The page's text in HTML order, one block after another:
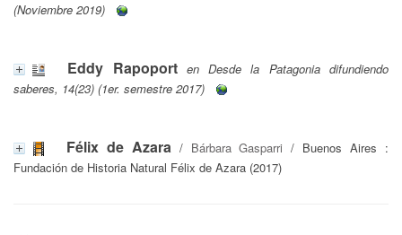
(Noviembre 2019)
Eddy Rapoport en Desde la Patagonia difundiendo
saberes, 14(23) (1er. semestre 2017)
Félix de Azara/ Bárbara Gasparri / Buenos Aires :
Fundación de Historia Natural Félix de Azara (2017)